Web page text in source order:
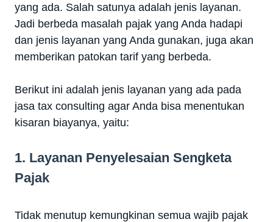
yang ada. Salah satunya adalah jenis layanan.
Jadi berbeda masalah pajak yang Anda hadapi
dan jenis layanan yang Anda gunakan, juga akan
memberikan patokan tarif yang berbeda.
Berikut ini adalah jenis layanan yang ada pada
jasa tax consulting agar Anda bisa menentukan
kisaran biayanya, yaitu:
1. Layanan Penyelesaian Sengketa
Pajak
Tidak menutup kemungkinan semua wajib pajak